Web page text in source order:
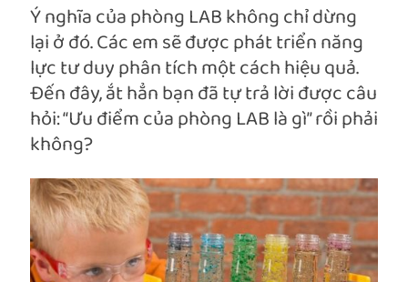
Ý nghĩa của phòng LAB không chỉ dừng
lại ở đó. Các em sẽ được phát triểnnăng
lực tư duy phân tích một cách hiệu quả.
Đến đây, ắt hẳn bạn đã tự trả lời được câu
hỏi: “Ưu điểm của phòng LAB là gì” rồi phải
không?